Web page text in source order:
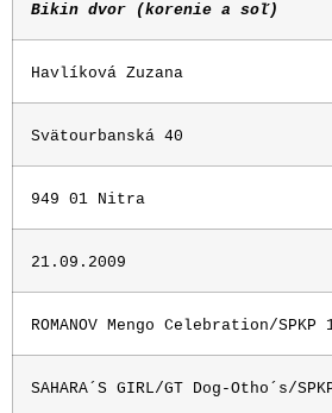
Bikin dvor (korenie a soľ)
Havlíková Zuzana
Svätourbanská 40
949 01 Nitra
21.09.2009
ROMANOV Mengo Celebration/SPKP
SAHARA´S GIRL/GT Dog-Otho´s/